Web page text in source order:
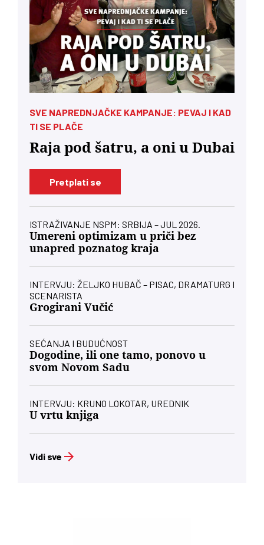
SVE NAPREDNJAČKE KAMPANJE: PEVAJ I KAD
TI SE PLAČE
Raja pod šatru, a oni u Dubai
Pretplati se
ISTRAŽIVANJE NSPM: SRBIJA – JUL 2026.
Umereni optimizam u priči bez
unapred poznatog kraja
INTERVJU: ŽELJKO HUBAČ – PISAC, DRAMATURG I
SCENARISTA
Grogirani Vučić
SEĆANJA I BUDUĆNOST
Dogodine, ili one tamo, ponovo u
svom Novom Sadu
INTERVJU: KRUNO LOKOTAR, UREDNIK
U vrtu knjiga
Vidi sve